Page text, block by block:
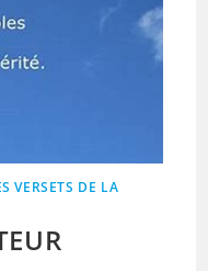
VERSETS DE LA